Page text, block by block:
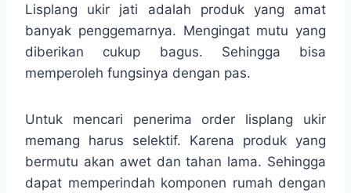
Lisplang ukir jati adalah produk yang amat
banyak penggemarnya. Mengingat mutu yang
diberikan cukup bagus. Sehingga bisa
memperoleh fungsinya dengan pas.
Untuk mencari penerima order lisplang ukir
memang harus selektif. Karena produk yang
bermutu akan awet dan tahan lama. Sehingga
dapat memperindah komponen rumah dengan